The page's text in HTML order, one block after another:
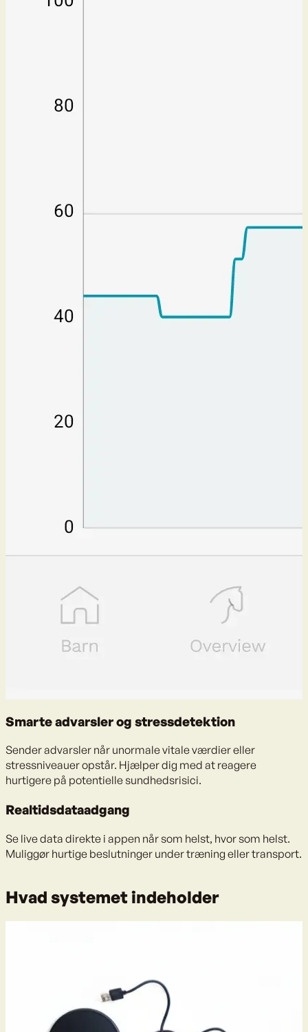
Smarte advarsler og stressdetektion
Sender advarsler når unormale vitale værdier eller
stressniveauer opstår. Hjælper dig med at reagere
hurtigere på potentielle sundhedsrisici.
Realtidsdataadgang
Se live data direkte i appen når som helst, hvor som helst.
Muliggør hurtige beslutninger under træning eller transport.
Hvad systemet indeholder